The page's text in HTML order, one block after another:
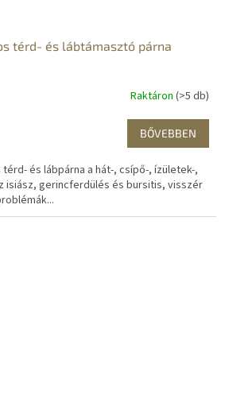
térd- és lábtámasztó párna
Raktáron (>5 db)
BŐVEBBEN
és lábpárna a hát-, csípő-, ízületek-,
isiász, gerincferdülés és bursitis, visszér